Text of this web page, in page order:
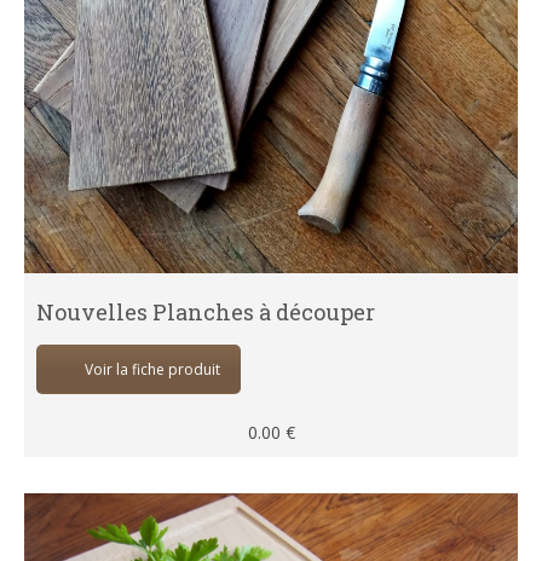
Nouvelles Planches à découper
Voir la fiche produit
0.00 €